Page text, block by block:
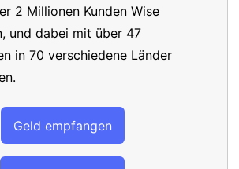
2 Millionen Kunden Wise
und dabei mit über 47
in 70 verschiedene Länder
Geld empfangen